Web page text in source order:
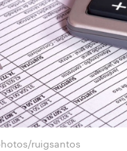
ruigsantos